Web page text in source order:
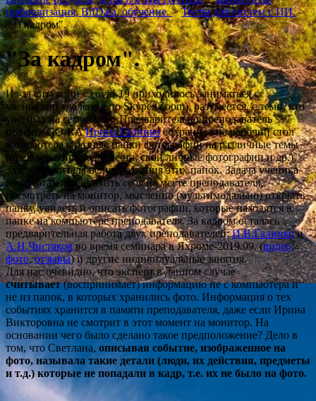
цифровизация, BifData, обучение.> Тесты для систем с ИИ. >
"За кадром".
"За кадром".
Из-за ситуации с covid-19 приходилось заниматься с
учениками удаленно по Skype (Zoom), разумеется, с теми, кто
уже был на семинарах. Предварительно преподаватель
проекта GO-RAИрина Галинкосохранила на рабочий стол
компьютера в разные папки фотографии на различные темы
(предметы, природа, места, свои личные фотографии и др.).
Затем прочитала вслух названия этих папок. Задача ученика
(эксперта): представить себя на месте преподавателя,
посмотреть на монитор, мысленно (мультимодально) открыть
папку, увидеть и описать фотографии, которые находятся в
папке на компьютере преподавателя. За кадром осталась
предварительная работа двух преподавателей:И.В.Галинкои
А.Н.Чистяковво время семинара в Яхроме-2019.09. (видео,
фото,отзывы) и другие индивидуальные занятия.
Для нас очевидно, что эксперт в данном случае
считывает(воспринимает) информацию не с компьютера и
не из папок, в которых хранились фото. Информация о тех
событиях хранится в памяти преподавателя, даже если Ирина
Викторовна не смотрит в этот момент на монитор. На
основании чего было сделано такое предположение? Дело в
том, что Светлана, описывая событие, изображенное на
фото, называла такие детали (люди, их действия, предметы
и т.д.) которые не попадали в кадр, т.е. их не было на фото.